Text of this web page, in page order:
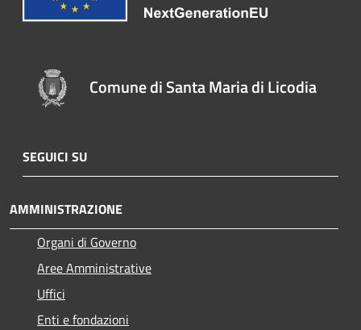
Comune di Santa Maria di Licodia
SEGUICI SU
AMMINISTRAZIONE
Organi di Governo
Aree Amministrative
Uffici
Enti e fondazioni